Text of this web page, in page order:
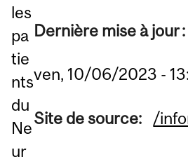
les
pa
tie
nts
du
Ne
ur
Dernière mise à jour :
ven, 10/06/2023 -
Site de source: /